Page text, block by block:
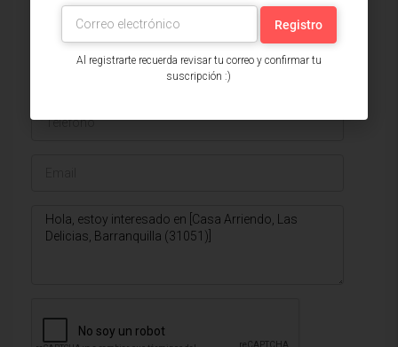
Al registrarte recuerda revisar tu correo y confirmar tu
suscripción :)